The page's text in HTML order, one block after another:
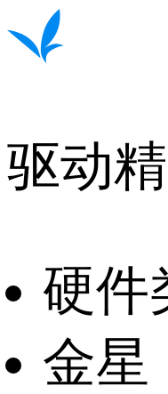
驱动
硬件
金星